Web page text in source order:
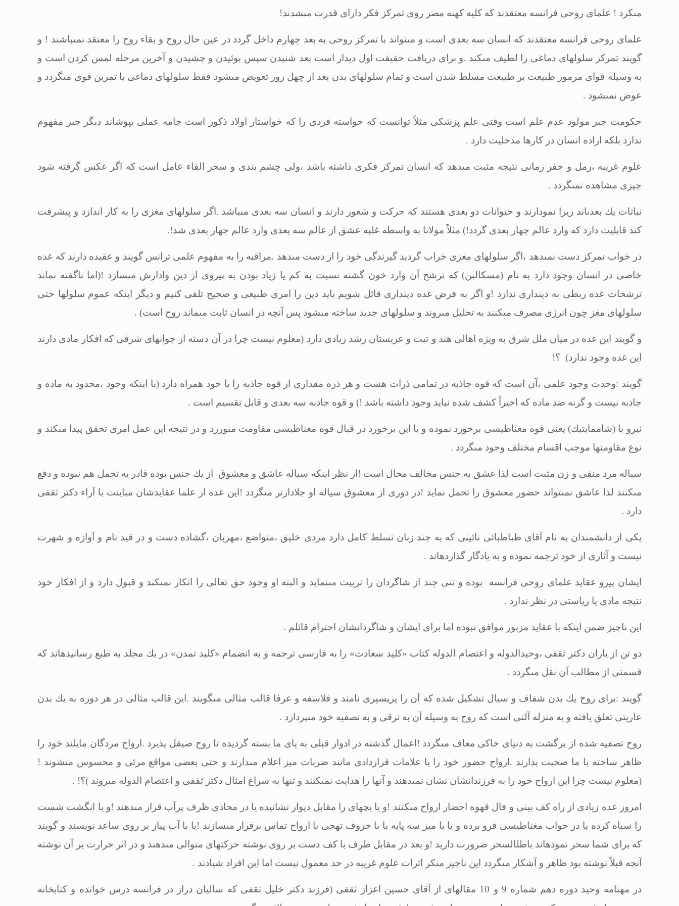
مى‏كرد ! علماى روحى فرانسه معتقدند كه كلیه كهنه مصر روى تمركز فكر داراى قدرت مى‏شدند!
علماى روحى فرانسه معتقدند كه انسان سه بعدى است و مى‏تواند با تمركز روحى به بعد چهارم داخل گردد در عین حال روح و بقاء روح را معتقد نمى‏باشند ! و
گویند تمركز سلول‏هاى دماغى را لطیف مى‏كند .و براى دریافت حقیقت اول دیدار است بعد شنیدن سپس بوئیدن و چشیدن و آخرین مرحله لمس كردن است و
به وسیله قواى مرموز طبیعت بر طبیعت مسلط شدن است و تمام سلول‏هاى بدن بعد از چهل روز تعویض مى‏شود فقط سلول‏هاى دماغى با تمرین قوى مى‏گردد و
عوض نمى‏شود .
حكومت جبر مولود عدم علم است وقتى علم پزشكى مثلاً توانست كه خواسته فردى را كه خواستار اولاد ذكور است جامه عملى بپوشاند دیگر جبر مفهوم
ندارد بلكه اراده انسان در كارها مدخلیت دارد .
علوم غریبه ،رمل و جفر زمانى نتیجه مثبت مى‏دهد كه انسان تمركز فكرى داشته باشد ،ولى چشم بندى و سحر القاء عامل است كه اگر عكس گرفته شود
چیزى مشاهده نمى‏گردد .
نباتات یك بعدى‏اند زیرا نمودارند و حیوانات دو بعدى هستند كه حركت و شعور دارند و انسان سه بعدى مى‏باشد .اگر سلول‏هاى مغزى را به كار اندازد و پیشرفت
كند قابلیت دارد كه وارد عالم چهار بعدى گردد!) مثلاً مولانا به واسطه غلبه عشق از عالم سه بعدى وارد عالم چهار بعدى شد!.
در خواب تمركز دست نمى‏دهد ،اگر سلول‏هاى مغزى خراب گردید گیرندگى خود را از دست مى‏دهد .مراقبه را به مفهوم علمى ترانس گویند و عقیده دارند كه غده
خاصى در انسان وجود دارد به نام (مسكالبن) كه ترشح آن وارد خون گشته نسبت به كم یا زیاد بودن به پیروى از دین وادارش مى‏سازد !(اما ناگفته نماند
ترشحات غده ربطى به دیندارى ندارد !و اگر به فرض غده دیندارى قائل شویم باید دین را امرى طبیعى و صحیح تلقى كنیم و دیگر اینكه عموم سلول‏ها حتى
سلول‏هاى مغز چون انرژى مصرف مى‏كنند به تحلیل مى‏روند و سلول‏هاى جدید ساخته مى‏شود پس آنچه در انسان ثابت مى‏ماند روح است) .
و گویند این غده در میان ملل شرق به ویژه اهالى هند و تبت و عربستان رشد زیادى دارد (معلوم نیست چرا در آن دسته از جوان‏هاى شرقى كه افكار مادى دارند
این غده وجود ندارد) ؟!
گویند :وحدت وجود علمى ،آن است كه قوه جاذبه در تمامى ذرات هست و هر ذره مقدارى از قوه جاذبه را با خود همراه دارد (با اینكه وجود ،محدود به ماده و
جاذبه نیست و گرنه ضد ماده كه اخیراً كشف شده نباید وجود داشته باشد !) و قوه جاذبه سه بعدى و قابل تقسیم است .
نیرو با (شاممایتیك) یعنى قوه مغناطیسى برخورد نموده و با این برخورد در قبال قوه مغناطیسى مقاومت مى‏ورزد و در نتیجه این عمل امرى تحقق پیدا مى‏كند و
نوع مقاومت‏ها موجب اقسام مختلف وجود مى‏گردد .
سیاله مرد منفى و زن مثبت است لذا عشق به جنس مخالف محال است !از نظر اینكه سیاله عاشق و معشوق از یك جنس بوده قادر به تحمل هم نبوده و دفع
مى‏كنند لذا عاشق نمى‏تواند حضور معشوق را تحمل نماید !در دورى از معشوق سیاله او جلادارتر مى‏گردد !این عده از علما عقایدشان مباینت با آراء دكتر ثقفى
دارد .
یكى از دانشمندان به نام آقاى طباطبائى نائینى كه به چند زبان تسلط كامل دارد مردى خلیق ،متواضع ،مهربان ،گشاده دست و در قید نام و آوازه و شهرت
نیست و آثارى از خود ترجمه نموده و به یادگار گذارده‏اند .
ایشان پیرو عقاید علماى روحى فرانسه بوده و تنى چند از شاگردان را تربیت مى‏نماید و البته او وجود حق تعالى را انكار نمى‏كند و قبول دارد و از افكار خود
نتیجه مادى یا ریاستى در نظر ندارد .
این ناچیز ضمن اینكه با عقاید مزبور موافق نبوده اما براى ایشان و شاگردانشان احترام قائلم .
دو تن از یاران دكتر ثقفى ،وحیدالدوله و اعتصام الدوله كتاب «كلید سعادت» را به فارسى ترجمه و به انضمام «كلید تمدن» در یك مجلد به طبع رسانیده‏اند كه
قسمتى از مطالب آن نقل مى‏گردد .
گویند :براى روح یك بدن شفاف و سیال تشكیل شده كه آن را پریسپرى نامند و فلاسفه و عرفا قالب مثالى مى‏گویند .این قالب مثالى در هر دوره به یك بدن
عاریتى تعلق یافته و به منزله آلتى است كه روح به وسیله آن به ترقى و به تصفیه خود مى‏پردازد .
روح تصفیه شده از برگشت به دنیاى خاكى معاف مى‏گردد !اعمال گذشته در ادوار قبلى به پاى ما بسته گردیده تا روح صیقل پذیرد .ارواح مردگان مایلند خود را
ظاهر ساخته با ما صحبت بدارند .ارواح حضور خود را با علامات قراردادى مانند ضربات میز اعلام مى‏دارند و حتى بعضى مواقع مرئى و محسوس مى‏شوند !
(معلوم نیست چرا این ارواح خود را به فرزندانشان نشان نمى‏دهند و آنها را هدایت نمى‏كنند و تنها به سراغ امثال دكتر ثقفى و اعتصام الدوله مى‏روند )؟! .
امروز عده زیادى از راه كف بینى و فال قهوه احضار ارواح مى‏كنند !و یا بچه‏اى را مقابل دیوار نشانیده یا در محاذى ظرف پرآب قرار مى‏دهند !و یا انگشت شست
را سیاه كرده یا در خواب مغناطیسى فرو برده و یا با میز سه پایه یا با حروف تهجى با ارواح تماس برقرار مى‏سازند !یا با آب پیاز بر روى ساعد نویسند و گویند
كه براى شما سحر نموده‏اند باطل‏السحر ضرورت دارید !و بعد در مقابل طرف با كف دست بر روى نوشته حركت‏هاى متوالى مى‏دهند و در اثر حرارت بر آن نوشته
آنچه قبلاً نوشته بود ظاهر و آشكار مى‏گردد این ناچیز منكر اثرات علوم غریبه در حد معمول نیست اما این افراد شیادند .
در مهنامه وحید دوره دهم شماره 9 و 10 مقاله‏اى از آقاى حسین اعزاز ثقفى (فرزند دكتر خلیل ثقفى كه سالیان دراز در فرانسه درس خوانده و كتابخانه